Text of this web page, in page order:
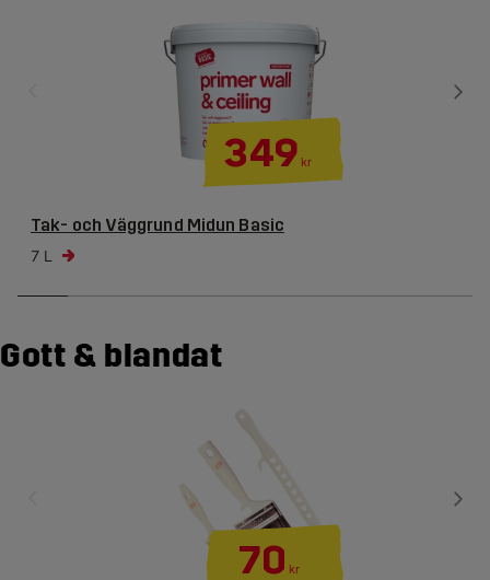
349 kr
Tak- och Väggrund Midun Basic
7 L
Gott & blandat
70 kr